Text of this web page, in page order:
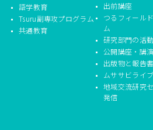
語学教育
Tsuru副専攻プログラム
共通教育
出前講座
つるフィール
ム
研究部門の活
公開講座・講
出版物と報告
ムササビライ
地域交流研究
発信